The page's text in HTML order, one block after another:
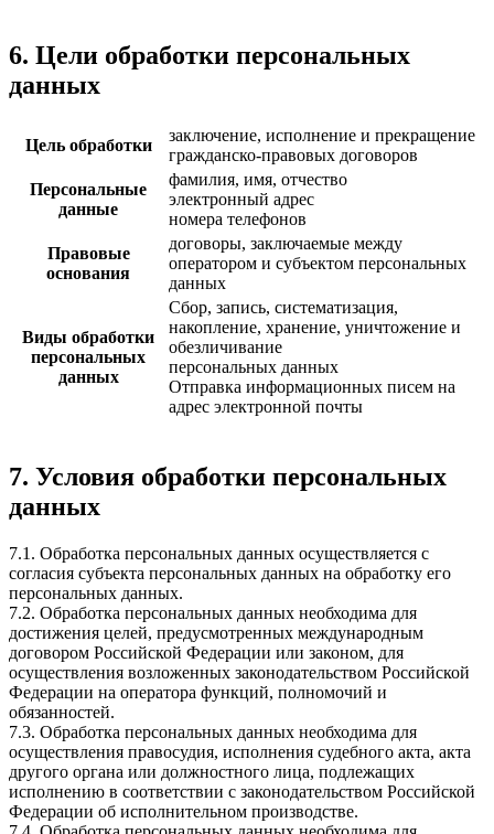
6. Цели обработки персональных
данных
Цель обработки
заключение, исполнение и прекращение
гражданско-правовых договоров
Персональные
данные
фамилия, имя, отчество
электронный адрес
номера телефонов
Правовые
основания
договоры, заключаемые между
оператором и субъектом персональных
данных
Виды обработки
персональных
данных
Сбор, запись, систематизация,
накопление, хранение, уничтожение и
обезличивание
персональных данных
Отправка информационных писем на
адрес электронной почты
7. Условия обработки персональных
данных
7.1. Обработка персональных данных осуществляется с
согласия субъекта персональных данных на обработку его
персональных данных.
7.2. Обработка персональных данных необходима для
достижения целей, предусмотренных международным
договором Российской Федерации или законом, для
осуществления возложенных законодательством Российской
Федерации на оператора функций, полномочий и
обязанностей.
7.3. Обработка персональных данных необходима для
осуществления правосудия, исполнения судебного акта, акта
другого органа или должностного лица, подлежащих
исполнению в соответствии с законодательством Российской
Федерации об исполнительном производстве.